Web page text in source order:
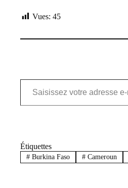
Vues: 45
Saisissez votre adresse e-mail…
Étiquettes
#Burkina Faso #Cameroun